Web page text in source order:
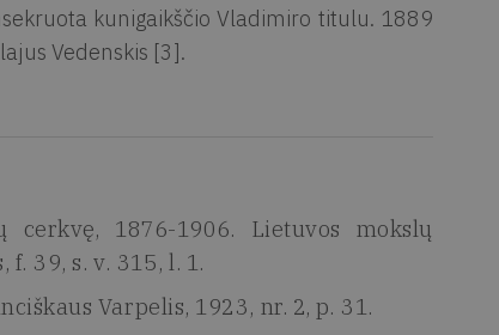
kunigaikščio Vladimiro titulu. 1889
Vedenskis [3].
cerkvę, 1876-1906. Lietuvos mokslų
39, s. v. 315, l. 1.
Varpelis, 1923, nr. 2, p. 31.